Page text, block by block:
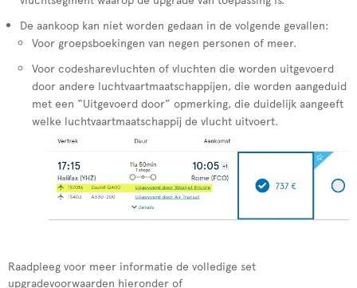
De aankoop kan niet worden gedaan in de volgende gevallen:
Voor groepsboekingen van negen personen of meer.
Voor codesharevluchten of vluchten die worden uitgevoerd
door andere luchtvaartmaatschappijen, die worden aangeduid
met een “Uitgevoerd door” opmerking, die duidelijk aangeeft
welke luchtvaartmaatschappij de vlucht uitvoert.
Raadpleeg voor meer informatie de volledige set
upgradevoorwaarden hieronder of